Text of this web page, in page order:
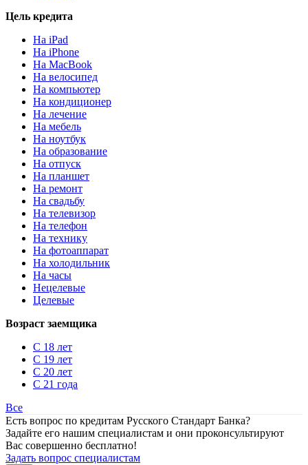
Цель кредита
На iPad
На iPhone
На MacBook
На велосипед
На компьютер
На кондиционер
На лечение
На мебель
На ноутбук
На образование
На отпуск
На планшет
На ремонт
На свадьбу
На телевизор
На телефон
На технику
На фотоаппарат
На холодильник
На часы
Нецелевые
Целевые
Возраст заемщика
С 18 лет
С 19 лет
С 20 лет
С 21 года
Все
Есть вопрос по кредитам Русского Стандарт Банка?
Задайте его нашим специалистам и они проконсультируют
Вас совершенно бесплатно!
Задать вопрос специалистам